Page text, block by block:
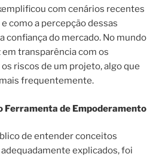
com cenários recentes
como a percepção dessas
confiança do mercado. No mundo
em transparência com os
riscos de um projeto, algo que
frequentemente.
Ferramenta de Empoderamento
de entender conceitos
explicados, foi